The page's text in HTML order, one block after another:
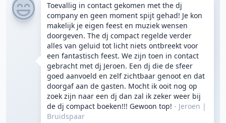
Toevallig in contact gekomen met the dj
company en geen moment spijt gehad! Je kon
makelijk je eigen feest en muziek wensen
doorgeven. The dj compact regelde verder
alles van geluid tot licht niets ontbreekt voor
een fantastisch feest. We zijn toen in contact
gebracht met dj Jeroen. Een dj die de sfeer
goed aanvoeld en zelf zichtbaar genoot en dat
doorgaf aan de gasten. Mocht ik ooit nog op
zoek zijn naar een dj dan zal ik zeker weer bij
de dj compact boeken!!! Gewoon top! - Jeroen |
Bruidspaar